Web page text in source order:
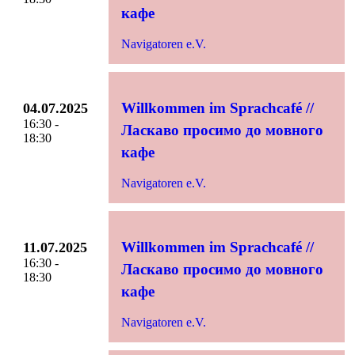
кафе
Navigatoren e.V.
04.07.2025
16:30 -
18:30
Willkommen im Sprachcafé //
Ласкаво просимо до мовного
кафе
Navigatoren e.V.
11.07.2025
16:30 -
18:30
Willkommen im Sprachcafé //
Ласкаво просимо до мовного
кафе
Navigatoren e.V.